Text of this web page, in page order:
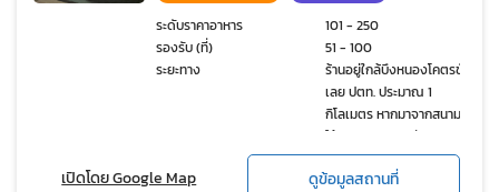
ระดับราคาอาหาร
101 - 250
รองรับ (ที่)
51 - 100
ระยะทาง
ร้านอยู่ใกล้บึงหนองโคตรขับ
เลย ปตท. ประมาณ 1
กิโลเมตร หากมาจากสนามบิน
ใช้เวลาเดินทางเพียง 9 นาที
เปิดโดย Google Map ดูข้อมูลสถานที่